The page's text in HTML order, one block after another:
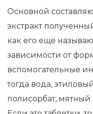
Основной
экстракт
как его еще
зависимости от
вспомогательные
тогда вода,
полисорбат, мятный